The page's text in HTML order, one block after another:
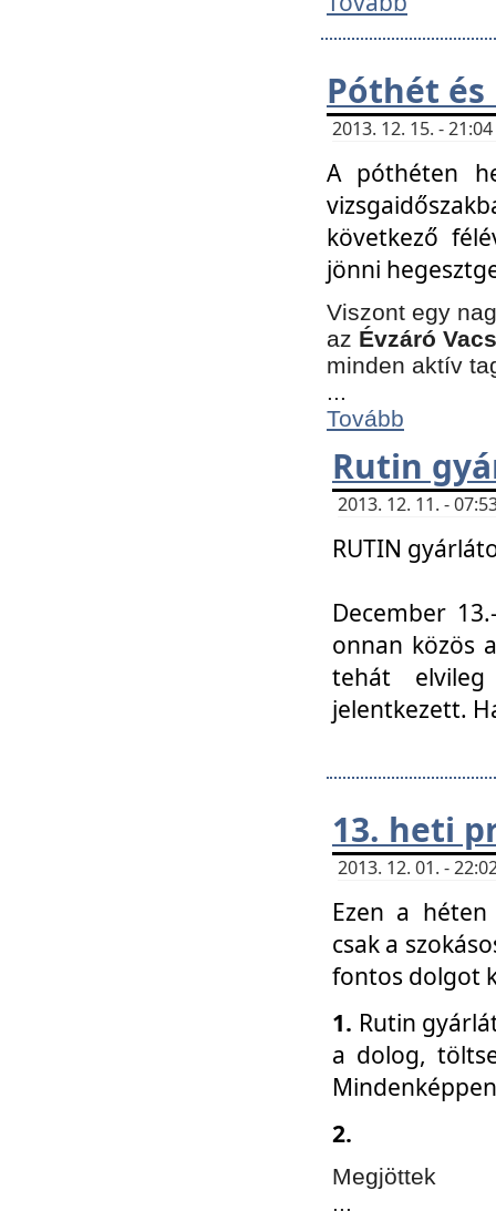
Póthét és
2013. 12. 15. -
A póthéten
következő
jönni
Viszont egy
az Évzáró
minden aktív
...
Tovább
Rutin
2013. 12. 11. -
RUTIN
December
onnan közös
tehát
jelentkezett.
13. heti
2013. 12. 01. -
Ezen a
csak a
fontos dolgot
1. Rutin
a dolog,
2.
Megjöttek
...